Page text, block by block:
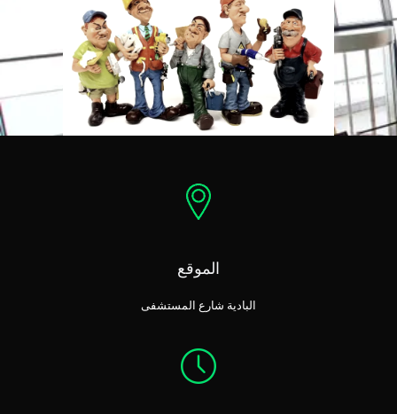
الموقع
البادية شارع المستشفى